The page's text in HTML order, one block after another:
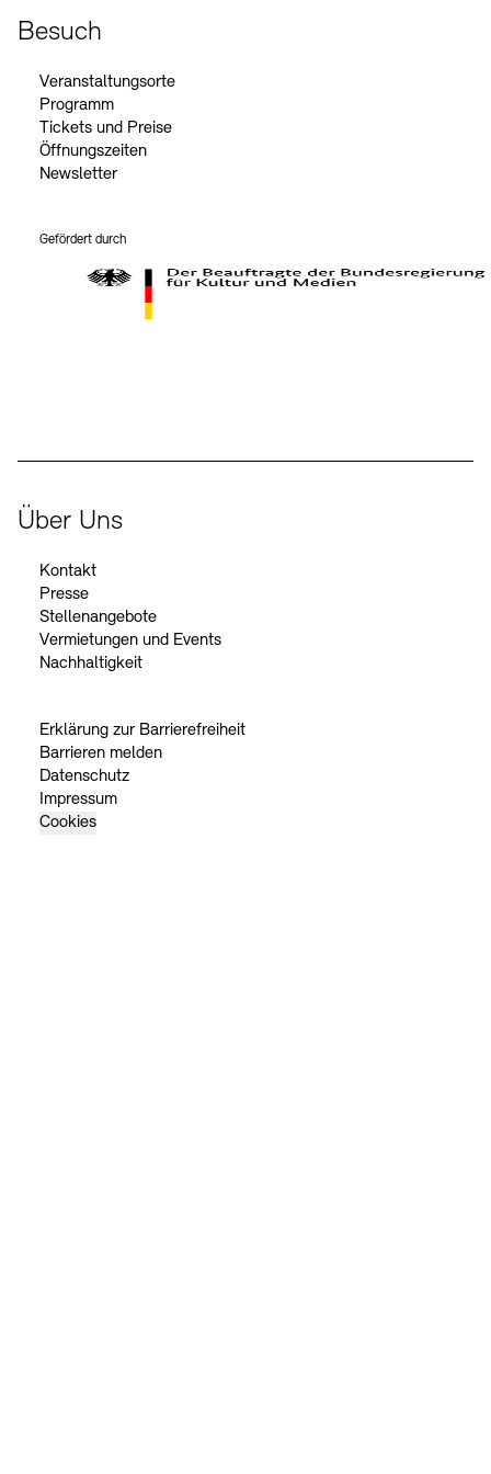
Besuch
Veranstaltungsorte
Programm
Tickets und Preise
Öffnungszeiten
Newsletter
Gefördert durch
Über Uns
Kontakt
Presse
Stellenangebote
Vermietungen und Events
Nachhaltigkeit
Erklärung zur Barrierefreiheit
Barrieren melden
Datenschutz
Impressum
Cookies